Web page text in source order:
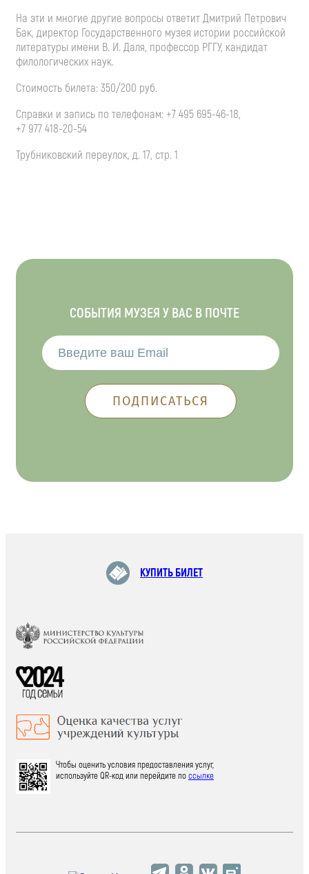
На эти и многие другие вопросы ответит Дмитрий Петрович
Бак, директор Государственного музея истории российской
литературы имени В. И. Даля, профессор РГГУ, кандидат
филологических наук.
Стоимость билета: 350/200 руб.
Справки и запись по телефонам: +7 495 695-46-18,
+7 977 418-20-54
Трубниковский переулок, д. 17, стр. 1
СОБЫТИЯ МУЗЕЯ У ВАС В ПОЧТЕ
КУПИТЬ БИЛЕТ
Чтобы оценить условия предоставления услуг,
используйте QR-код или перейдите поссылке